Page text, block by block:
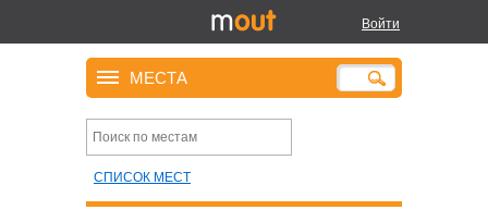
Войти
МЕСТА
СПИСОК МЕСТ